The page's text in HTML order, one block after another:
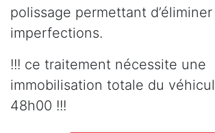
polissage permettant
imperfections.
!!! ce traitement nécessite une
immobilisation totale du
48h00 !!!